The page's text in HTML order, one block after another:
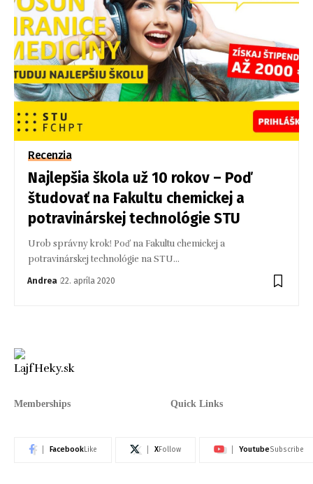
Recenzia
Najlepšia škola už 10 rokov – Poď
študovať na Fakultu chemickej a
potravinárskej technológie STU
Urob správny krok! Poď na Fakultu chemickej a
potravinárskej technológie na STU…
Andrea 22. apríla 2020
Memberships Quick Links
FacebookLike XFollow YoutubeSubscribe